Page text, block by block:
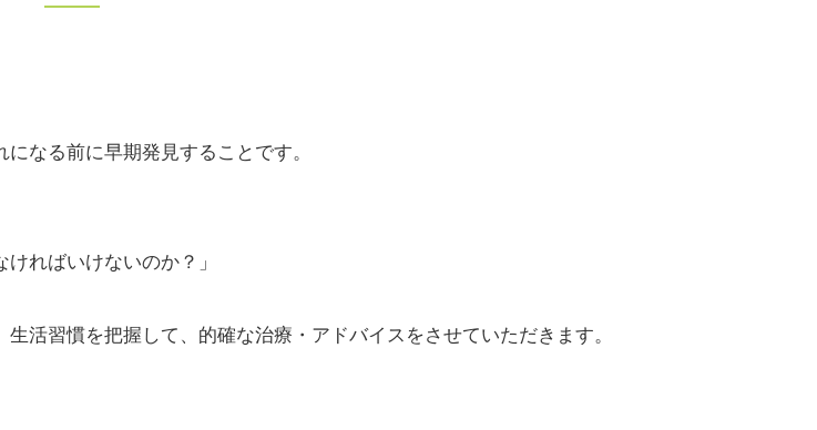
なる前に早期発見することです。
ればいけないのか？」
活習慣を把握して、的確な治療・アドバイスをさせていただきます。